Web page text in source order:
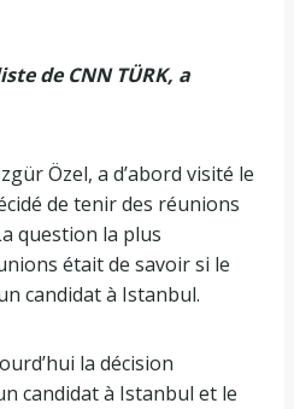
de CNN TÜRK, a
Özel, a d’abord visité le
de tenir des réunions
question la plus
était de savoir si le
candidat à Istanbul.
la décision
candidat à Istanbul et le